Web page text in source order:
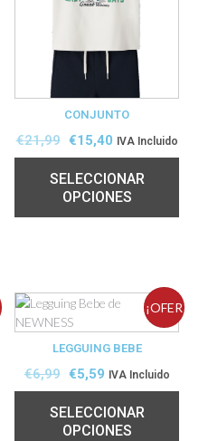
CONJUNTO
€21,99 €15,40 IVA Incluido
SELECCIONAR
OPCIONES
¡OFER
LEGGUING BEBE
€6,99 €5,59 IVA Incluido
SELECCIONAR
OPCIONES